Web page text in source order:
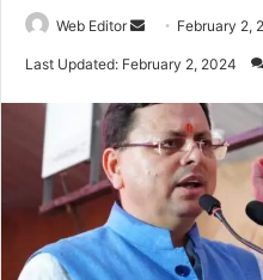
Web Editor
d
a
n
m
a
February 2,
Last Updated: February 2, 2024